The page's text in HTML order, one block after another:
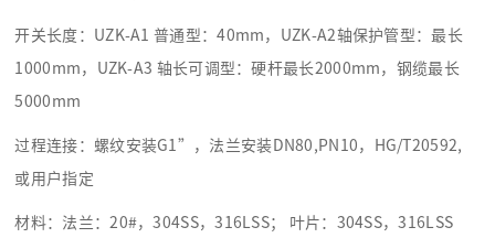
开关长度：UZK-A1 普通型：40mm，UZK-A2轴保护管型：最长
1000mm，UZK-A3 轴长可调型：硬杆最长2000mm，钢缆最长
5000mm
过程连接：螺纹安装G1”，法兰安装DN80,PN10，HG/T20592,
或用户指定
材料：法兰：20#，304SS，316LSS； 叶片：304SS，316LSS